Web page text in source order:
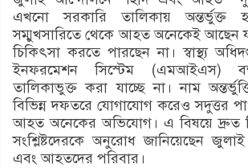
এখনো সরকারি তালিকায় অন্তর্ভুক্ত
সম্মুখসারিতে থেকে আহত অনেকেই আছেন
চিকিৎসা করতে পারছেন না। স্বাস্থ্য
ইনফরমেশন সিস্টেম (এমআইএস)
তালিকাভুক্ত করা যাচ্ছে না। নাম
বিভিন্ন দফতরে যোগাযোগ করেও সদুত্তর
আহত অনেকের অভিযোগ। এ বিষয়ে দ্রুত
সংশ্লিষ্টদেরকে অনুরোধ জানিয়েছেন
এবং আহতদের পরিবার।